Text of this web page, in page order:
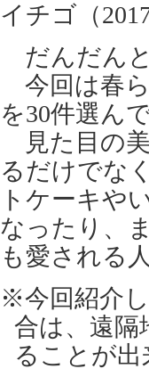
イチゴ（
だんだん
今回は春
を30件選ん
見た目の
るだけでな
トケーキや
なったり、
も愛される
※今回紹介
合は、遠隔
ることが